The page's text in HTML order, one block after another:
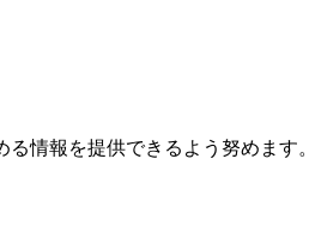
情報を提供できるよう努めます。